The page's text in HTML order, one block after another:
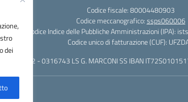
dei
Codice fiscale: 80004480903
Codice meccanografico:ssps060006
Codice Indice delle Pubbliche Amministrazioni (IPA):
Codice unico di fatturazione (CUF):
TU - 522 - 0316743 LS G. MARCONI SS IBAN